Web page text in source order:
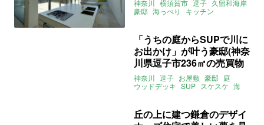
神奈川 横須賀市 逗子 久留和海岸
豪邸 海っぺり
キッチン
売買
「うちの庭からSUPで川に
お出かけ」が叶う豪邸(神奈
川県逗子市236㎡の売買物
件)
神奈川 逗子 お屋敷 豪邸 庭
ウッドデッキ SUP スケスケ 海
丘の上に建つ鎌倉のデザイ